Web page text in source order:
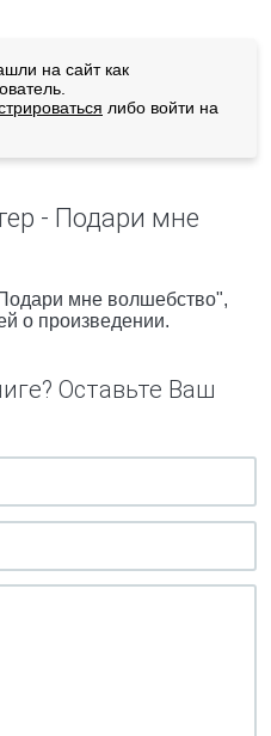
на сайт как
либо войти на
- Подари мне
мне волшебство",
о произведении.
Оставьте Ваш